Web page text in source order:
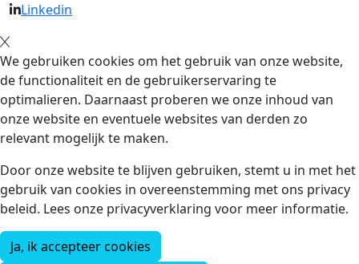
Linkedin
We gebruiken cookies om het gebruik van onze website,
de functionaliteit en de gebruikerservaring te
optimalieren. Daarnaast proberen we onze inhoud van
onze website en eventuele websites van derden zo
relevant mogelijk te maken.
Door onze website te blijven gebruiken, stemt u in met het
gebruik van cookies in overeenstemming met ons privacy
beleid. Lees onze privacyverklaring voor meer informatie.
Ja, ik accepteer cookies